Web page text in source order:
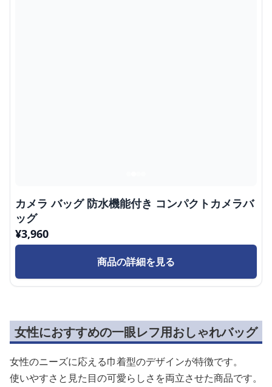
カメラ バッグ 防水機能付き コンパクトカメラバ
ッグ
¥3,960
商品の詳細を見る
女性におすすめの一眼レフ用おしゃれバッグ
女性のニーズに応える巾着型のデザインが特徴です。
使いやすさと見た目の可愛らしさを両立させた商品です。